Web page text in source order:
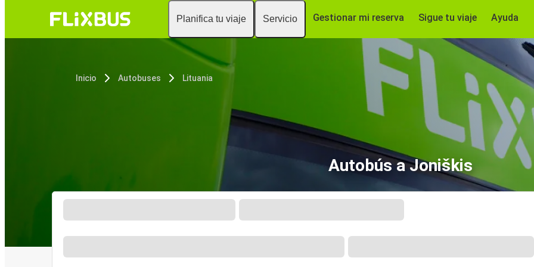
Planifica tu viaje Servicio Gestionar mi reserva Sigue tu viaje Ayuda
Inicio Autobuses Lituania
Autobús a Joniškis